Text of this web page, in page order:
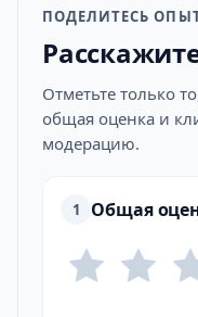
ПОДЕЛИТЕСЬ
Отметьте только
общая оценка и
модерацию.
1 Общая